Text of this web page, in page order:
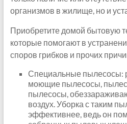
организмов в жилище, но и
Приобретите домой бытовую
которые помогают в
споров грибков и прочих
Специальные пылесосы:
моющие пылесосы,
пылесосы,
воздух. Уборка с таким
эффективнее, ведь он